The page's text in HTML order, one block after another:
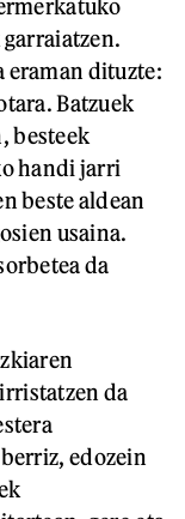
eraman dituzte:
Batzuek
besteek
handi jarri
beste aldean
usaina.
da
da
edozein